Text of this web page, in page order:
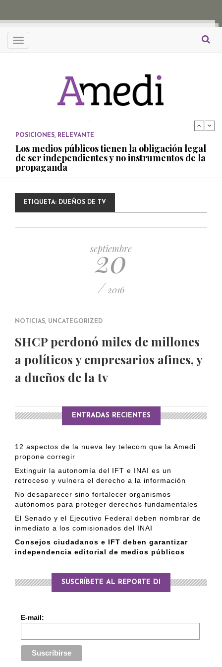
Menu
POSICIONES
Consejos ciudadanos e IFT deben garantizar
independencia editorial de medios públicos
Amedi condena atentado contra Ciro Gómez
POSICIONES, RELEVANTE
Los medios públicos tienen la obligación legal
de ser independientes y no instrumentos de la
propaganda
PUBLICADO EL 27 NOVIEMBRE, 2022
Consejos ciudadanos e IFT deben garantizar
ETIQUETA: DUEÑOS DE TV
septiembre
20
/ 2016
NOTICIAS, UNCATEGORIZED
SHCP perdonó miles de millones
a políticos y empresarios afines, y
a dueños de la tv
ENTRADAS RECIENTES
12 aspectos de la nueva ley telecom que la Amedi
propone corregir
Extinguir la autonomía del IFT e INAI es un
retroceso y vulnera el derecho a la información
No desaparecer sino fortalecer organismos
autónomos para proteger derechos fundamentales
El Senado y el Ejecutivo Federal deben nombrar de
inmediato a los comisionados del INAI
Consejos ciudadanos e IFT deben garantizar
independencia editorial de medios públicos
SUSCRÍBETE AL REPORTE DI
E-mail: